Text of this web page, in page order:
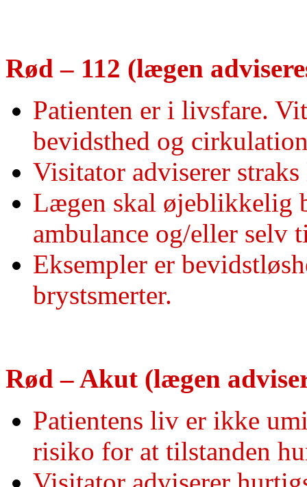
Rød – 112 (lægen
Patienten er i livsfare.
bevidsthed og
Visitator adviserer
Lægen skal øjeblikkelig
ambulance og/eller selv
Eksempler er
brystsmerter.
Rød – Akut (lægen
Patientens liv er ikke
risiko for at tilstanden